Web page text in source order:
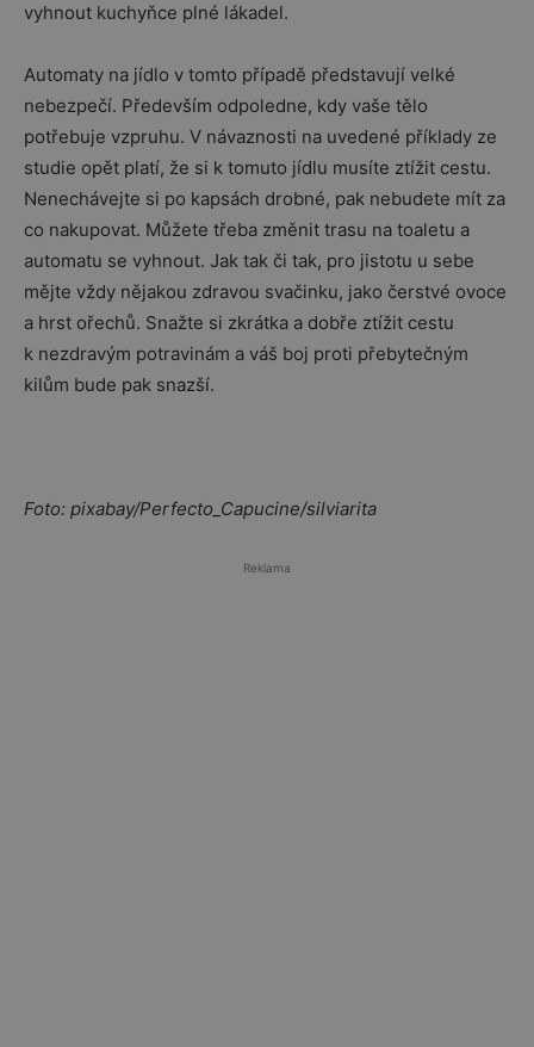
vyhnout kuchyňce plné lákadel.
Automaty na jídlo v tomto případě představují velké
nebezpečí. Především odpoledne, kdy vaše tělo
potřebuje vzpruhu. V návaznosti na uvedené příklady ze
studie opět platí, že si k tomuto jídlu musíte ztížit cestu.
Nenechávejte si po kapsách drobné, pak nebudete mít za
co nakupovat. Můžete třeba změnit trasu na toaletu a
automatu se vyhnout. Jak tak či tak, pro jistotu u sebe
mějte vždy nějakou zdravou svačinku, jako čerstvé ovoce
a hrst ořechů. Snažte si zkrátka a dobře ztížit cestu
k nezdravým potravinám a váš boj proti přebytečným
kilům bude pak snazší.
Foto: pixabay/Perfecto_Capucine/silviarita
Reklama